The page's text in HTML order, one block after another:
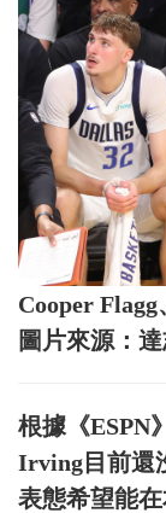
Cooper
圖片來源：
根據《ESPN
Irving目前還
表態希望能